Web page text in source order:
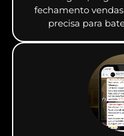
fechamento
precisa para